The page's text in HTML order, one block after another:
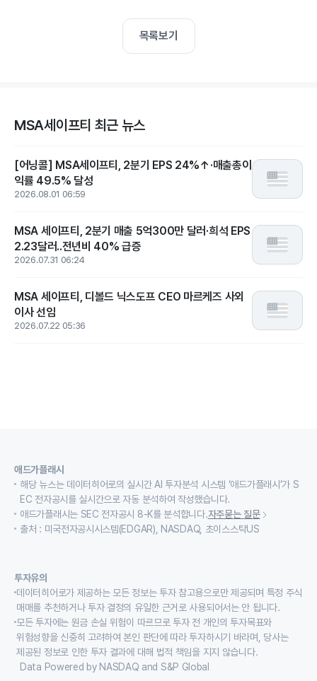
목록보기
MSA세이프티 최근 뉴스
[어닝콜] MSA세이프티, 2분기 EPS 24%↑·매출총이
익률 49.5% 달성
2026.08.01 06:59
MSA 세이프티, 2분기 매출 5억300만 달러·희석 EPS
2.23달러..전년비 40% 급증
2026.07.31 06:24
MSA 세이프티, 디볼드 닉스도프 CEO 마르케즈 사외
이사 선임
2026.07.22 05:36
애드가플래시
해당 뉴스는 데이터히어로의 실시간 AI 투자분석 시스템 ‘애드가플래시’가 S
EC 전자공시를 실시간으로 자동 분석하여 작성했습니다.
애드가플래시는 SEC 전자공시 8-K를 분석합니다.자주묻는 질문
출처 : 미국전자공시시스템(EDGAR), NASDAQ, 초이스스탁US
투자유의
데이터히어로가 제공하는 모든 정보는 투자 참고용으로만 제공되며 특정 주식
매매를 추천하거나 투자 결정의 유일한 근거로 사용되어서는 안 됩니다.
모든 투자에는 원금 손실 위험이 따르므로 투자 전 개인의 투자목표와
위험성향을 신중히 고려하여 본인 판단에 따라 투자하시기 바라며, 당사는
제공된 정보로 인한 투자 결과에 대해 법적 책임을 지지 않습니다.
Data Powered by NASDAQ and S&P Global